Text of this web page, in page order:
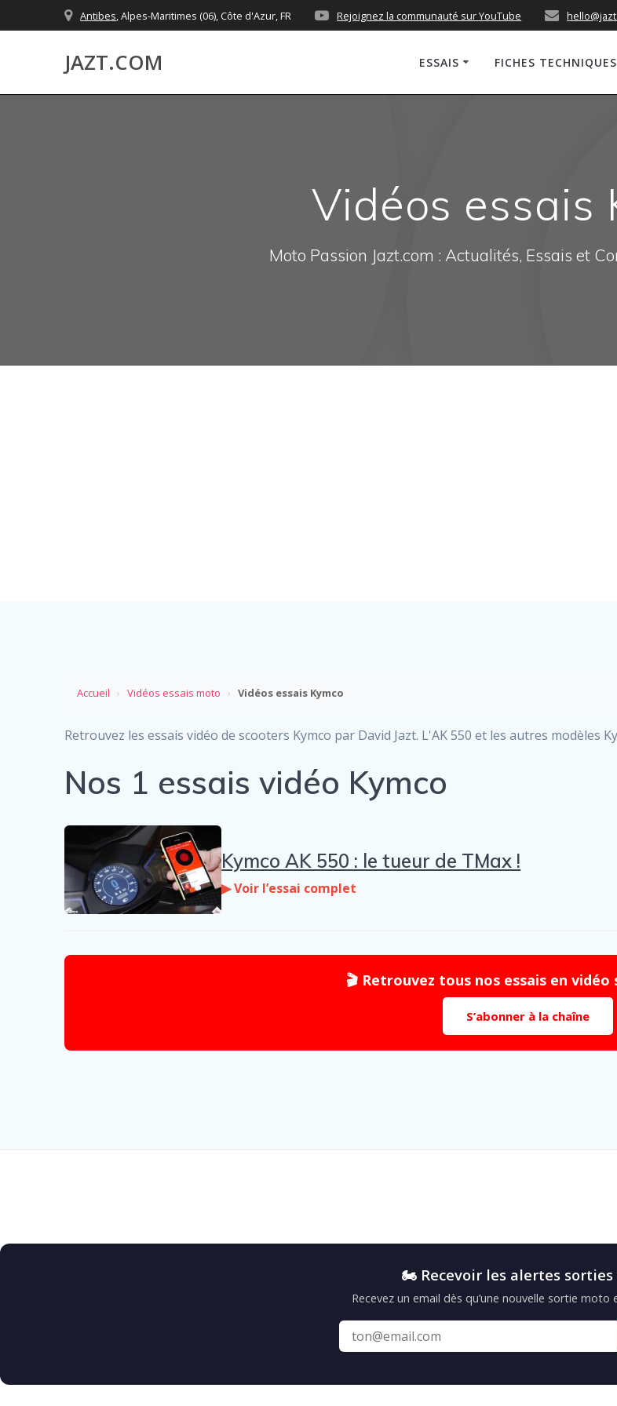
to
Antibes, Alpes-Maritimes (06), Côte d'Azur, FR Rejoignez la communauté sur YouTube
JAZT.COM ESSAIS FICHES TECHNIQUES
Vidéos essais
Moto Passion Jazt.com : Actualités, Essais et
Accueil › Vidéos essais moto › Vidéos essais Kymco
Retrouvez les essais vidéo de scooters Kymco par David Jazt. L'AK 550 et les autres modèles
Nos 1 essais vidéo Kymco
Kymco AK 550 : le tueur de TMax !
▶ Voir l’essai complet
🎬 Retrouvez tous nos essais en vidéo
S’abonner à la chaîne
🏍️ Recevoir les alertes
Recevez un email dès qu’une nouvelle sortie